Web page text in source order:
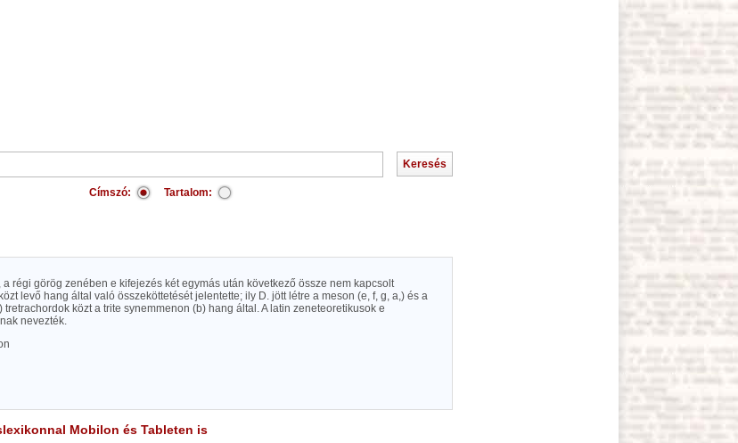
Címszó: Tartalom:
a régi görög zenében e kifejezés két egymás után következő össze nem kapcsolt
levő hang által való összeköttetését jelentette; ily D. jött létre a meson (e, f, g, a,) és a
tretrachordok közt a trite synemmenon (b) hang által. A latin zeneteoretikusok e
nevezték.
Mobilon és Tableten is